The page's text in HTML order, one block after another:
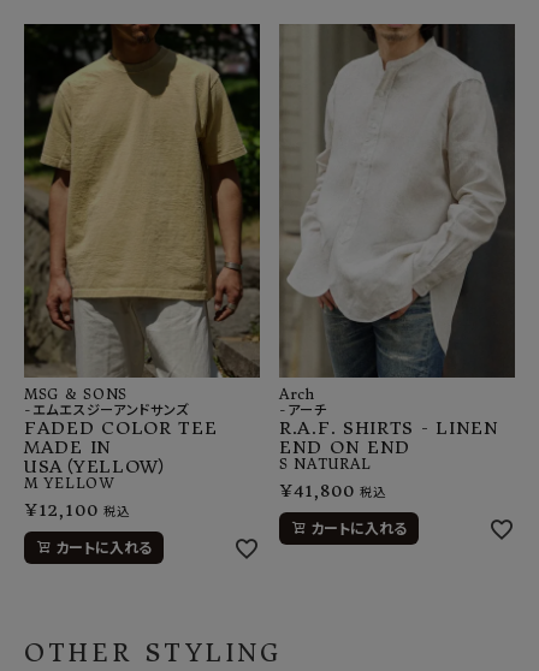
MSG & SONS
-エムエスジーアンドサンズ
FADED COLOR TEE
MADE IN
USA（YELLOW）
M YELLOW
¥12,100 税込
カートに入れる
Arch
-アーチ
R.A.F. SHIRTS - LINEN
END ON END
S NATURAL
¥41,800 税込
カートに入れる
OTHER STYLING